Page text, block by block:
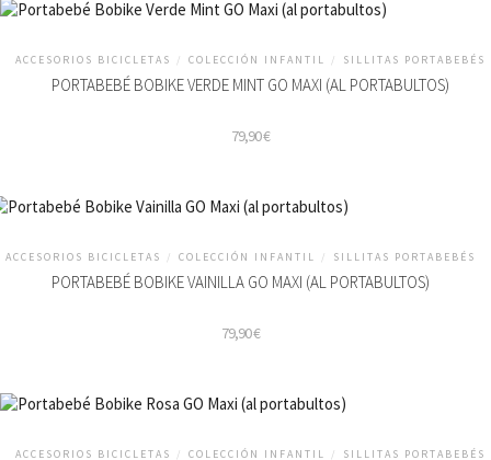
ACCESORIOS BICICLETAS / COLECCIÓN INFANTIL / SILLITAS PORTABEBÉS
PORTABEBÉ BOBIKE VERDE MINT GO MAXI (AL PORTABULTOS)
79,90€
ACCESORIOS BICICLETAS / COLECCIÓN INFANTIL / SILLITAS PORTABEBÉS
PORTABEBÉ BOBIKE VAINILLA GO MAXI (AL PORTABULTOS)
79,90€
ACCESORIOS BICICLETAS / COLECCIÓN INFANTIL / SILLITAS PORTABEBÉS